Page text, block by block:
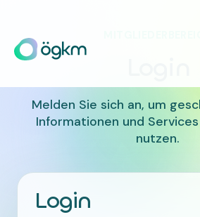
Melden Sie sich an, um
Informationen und
nutzen.
Login